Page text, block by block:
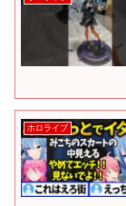
ホロライブ